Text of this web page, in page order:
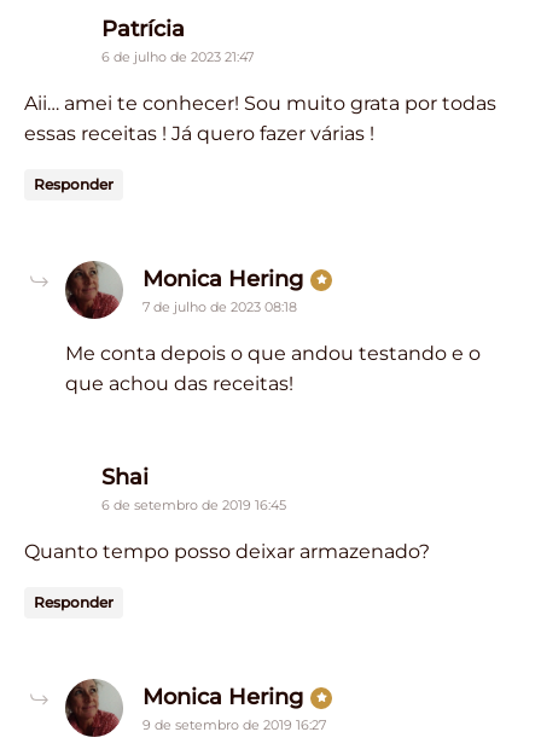
Patrícia
6 de julho de 2023 21:47
Aii… amei te conhecer! Sou muito grata por todas
essas receitas ! Já quero fazer várias !
Responder
Monica Hering says:
7 de julho de 2023 08:18
Me conta depois o que andou testando e o
que achou das receitas!
Shaisays:
6 de setembro de 2019 16:45
Quanto tempo posso deixar armazenado?
Responder
Monica Hering says:
9 de setembro de 2019 16:27